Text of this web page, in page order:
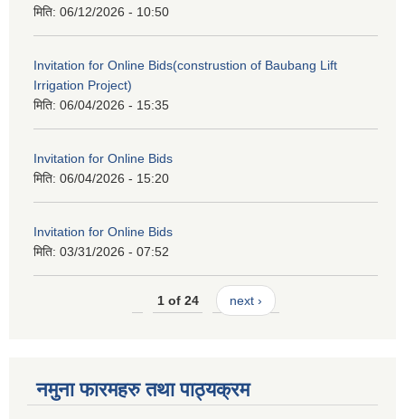
मिति: 06/12/2026 - 10:50
Invitation for Online Bids(construstion of Baubang Lift
Irrigation Project)
मिति: 06/04/2026 - 15:35
Invitation for Online Bids
मिति: 06/04/2026 - 15:20
Invitation for Online Bids
मिति: 03/31/2026 - 07:52
1 of 24 next ›
नमुना फारमहरु तथा पाठ्यक्रम